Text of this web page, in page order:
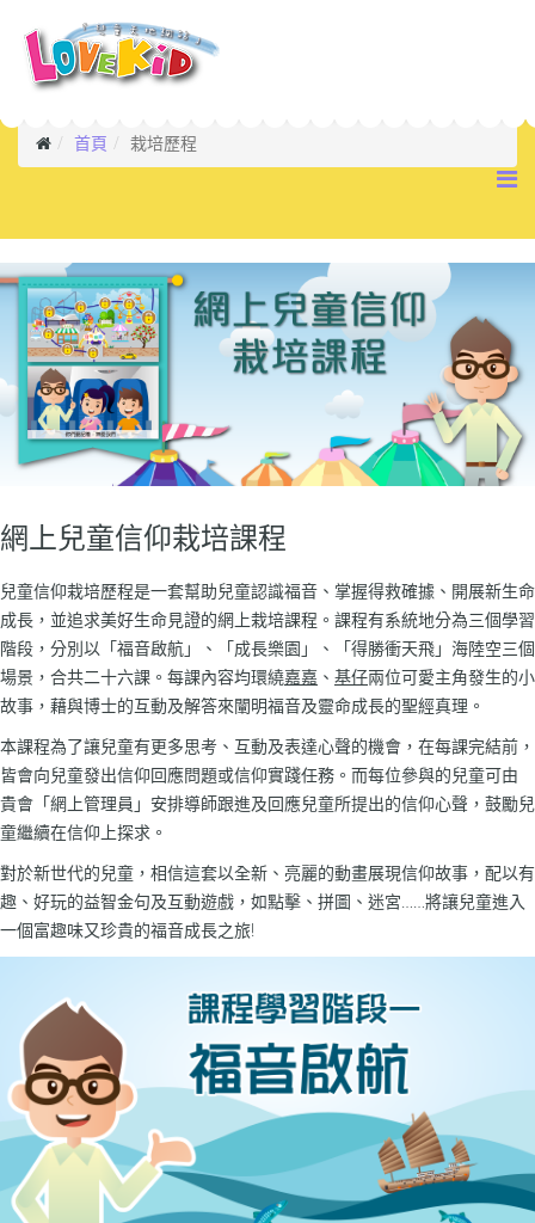
首頁 栽培歷程
網上兒童信仰栽培課程
兒童信仰栽培歷程是一套幫助兒童認識福音、掌握得救確據、開展新生命
成長，並追求美好生命見證的網上栽培課程。課程有系統地分為三個學習
階段，分別以「福音啟航」、「成長樂園」、「得勝衝天飛」海陸空三個
場景，合共二十六課。每課內容均環繞嘉嘉 、 基仔兩位可愛主角發生的小
故事，藉與博士的互動及解答來闡明福音及靈命成長的聖經真理。
本課程為了讓兒童有更多思考、互動及表達心聲的機會，在每課完結前，
皆會向兒童發出信仰回應問題或信仰實踐任務。而每位參與的兒童可由
貴會「網上管理員」安排導師跟進及回應兒童所提出的信仰心聲，鼓勵兒
童繼續在信仰上探求。
對於新世代的兒童，相信這套以全新、亮麗的動畫展現信仰故事，配以有
趣、好玩的益智金句及互動遊戲，如點擊、拼圖、迷宮……將讓兒童進入
一個富趣味又珍貴的福音成長之旅!